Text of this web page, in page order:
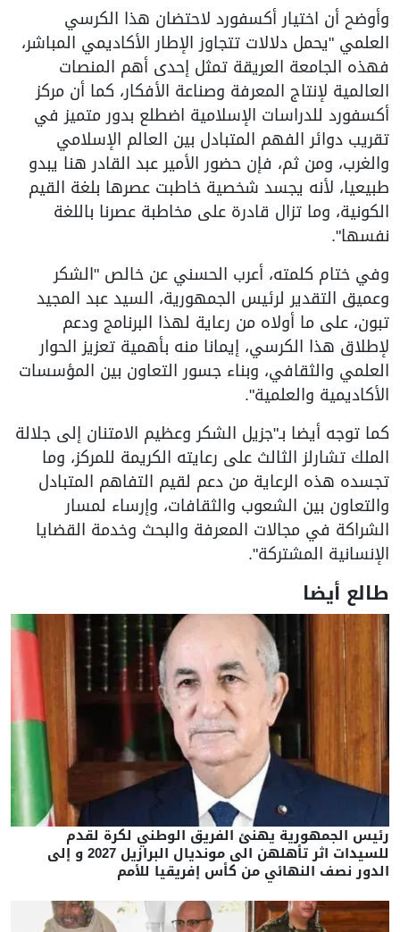
وأوضح أن اختيار أكسفورد لاحتضان هذا الكرسي
العلمي "يحمل دلالات تتجاوز الإطار الأكاديمي المباشر،
فهذه الجامعة العريقة تمثل إحدى أهم المنصات
العالمية لإنتاج المعرفة وصناعة الأفكار، كما أن مركز
أكسفورد للدراسات الإسلامية اضطلع بدور متميز في
تقريب دوائر الفهم المتبادل بين العالم الإسلامي
والغرب، ومن ثم، فإن حضور الأمير عبد القادر هنا يبدو
طبيعيا، لأنه يجسد شخصية خاطبت عصرها بلغة القيم
الكونية، وما تزال قادرة على مخاطبة عصرنا باللغة
نفسها".
وفي ختام كلمته، أعرب الحسني عن خالص "الشكر
وعميق التقدير لرئيس الجمهورية، السيد عبد المجيد
تبون، على ما أولاه من رعاية لهذا البرنامج ودعم
لإطلاق هذا الكرسي، إيمانا منه بأهمية تعزيز الحوار
العلمي والثقافي، وبناء جسور التعاون بين المؤسسات
الأكاديمية والعلمية".
كما توجه أيضا بـ"جزيل الشكر وعظيم الامتنان إلى جلالة
الملك تشارلز الثالث على رعايته الكريمة للمركز، وما
تجسده هذه الرعاية من دعم لقيم التفاهم المتبادل
والتعاون بين الشعوب والثقافات، وإرساء لمسار
الشراكة في مجالات المعرفة والبحث وخدمة القضايا
الإنسانية المشتركة".
طالع أيضا
رئيس الجمهورية يهنئ الفريق الوطني لكرة لقدم
للسيدات اثر تأهلهن الى مونديال البرازيل 2027 و إلى
الدور نصف النهائي من كأس إفريقيا للأمم